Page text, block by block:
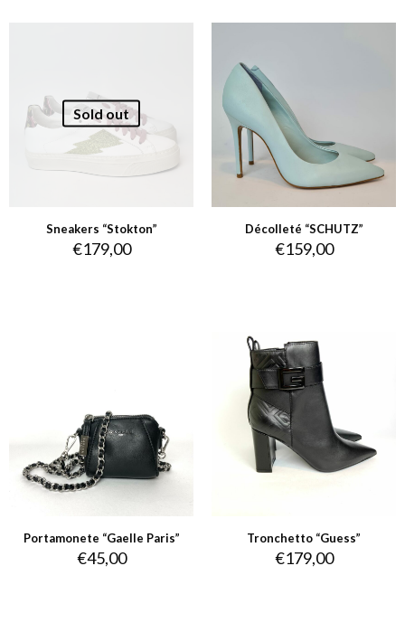
Sold out
Sneakers “Stokton”
€179,00
Décolleté “SCHUTZ”
€159,00
Portamonete “Gaelle Paris”
€45,00
Tronchetto “Guess”
€179,00